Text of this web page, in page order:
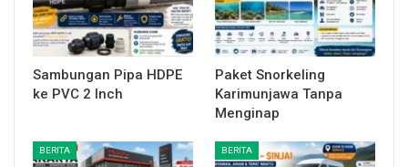
Sambungan Pipa HDPE
ke PVC 2 Inch
Paket Snorkeling
Karimunjawa Tanpa
Menginap
BERITA BERITA